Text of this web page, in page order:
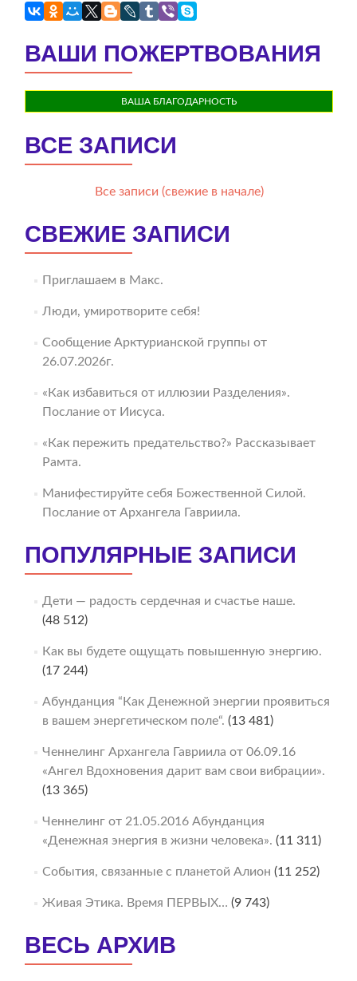
ВАШИ ПОЖЕРТВОВАНИЯ
ВАША БЛАГОДАРНОСТЬ
ВСЕ ЗАПИСИ
Все записи (свежие в начале)
СВЕЖИЕ ЗАПИСИ
Приглашаем в Макс.
Люди, умиротворите себя!
Сообщение Арктурианской группы от
26.07.2026г.
«Как избавиться от иллюзии Разделения».
Послание от Иисуса.
«Как пережить предательство?» Рассказывает
Рамта.
Манифестируйте себя Божественной Силой.
Послание от Архангела Гавриила.
ПОПУЛЯРНЫЕ ЗАПИСИ
Дети — радость сердечная и счастье наше.
(48 512)
Как вы будете ощущать повышенную энергию.
(17 244)
Абунданция “Как Денежной энергии проявиться
в вашем энергетическом поле“. (13 481)
Ченнелинг Архангела Гавриила от 06.09.16
«Ангел Вдохновения дарит вам свои вибрации».
(13 365)
Ченнелинг от 21.05.2016 Абунданция
«Денежная энергия в жизни человека». (11 311)
События, связанные с планетой Алион (11 252)
Живая Этика. Время ПЕРВЫХ… (9 743)
ВЕСЬ АРХИВ